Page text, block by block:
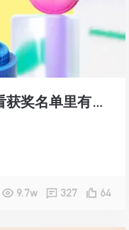
获奖公示！快来看看获奖名单里有没有你
9.7w 327 64